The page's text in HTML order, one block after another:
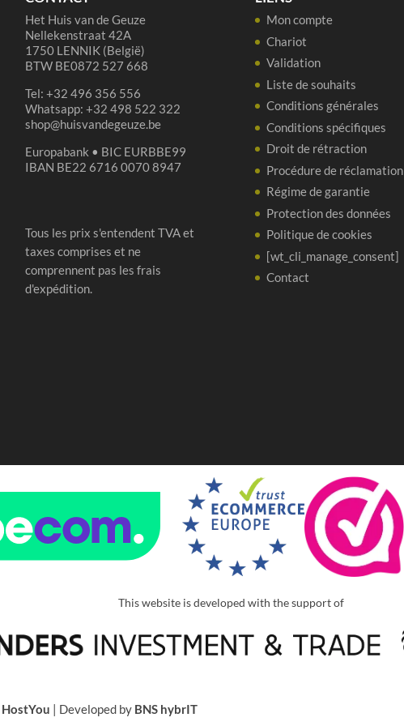
Het Huis van de Geuze
Nellekenstraat 42A
1750 LENNIK (België)
BTW BE0872 527 668
Tel: +32 496 356 556
Whatsapp: +32 498 522 322
shop@huisvandegeuze.be
Europabank • BIC EURBBE99
IBAN BE22 6716 0070 8947
Tous les prix s'entendent TVA et
taxes comprises et ne
comprennent pas les frais
d'expédition.
Mon compte
Chariot
Validation
Liste de souhaits
Conditions générales
Conditions spécifiques
Droit de rétraction
Procédure de réclamation
Régime de garantie
Protection des données
Politique de cookies
[wt_cli_manage_consent]
Contact
This website is developed with the support of
HostYou | Developed by BNS hybrIT